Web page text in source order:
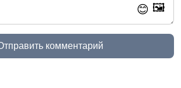
😊 🖼️
комментарий